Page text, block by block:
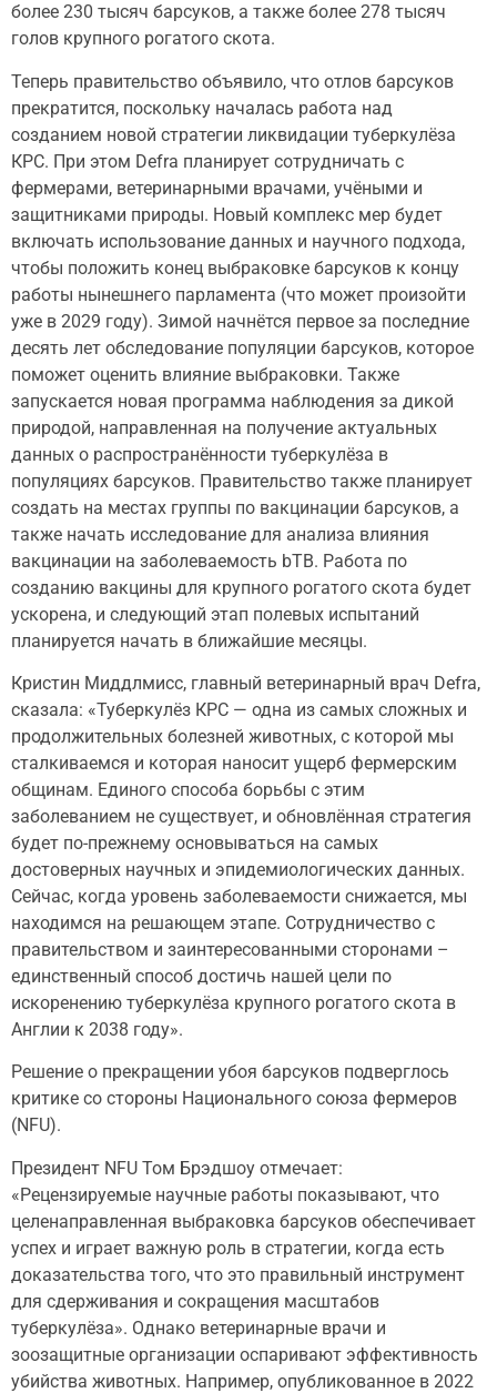
более 230 тысяч барсуков, а также более 278 тысяч
голов крупного рогатого скота.
Теперь правительство объявило, что отлов барсуков
прекратится, поскольку началась работа над
созданием новой стратегии ликвидации туберкулёза
КРС. При этом Defra планирует сотрудничать с
фермерами, ветеринарными врачами, учёными и
защитниками природы. Новый комплекс мер будет
включать использование данных и научного подхода,
чтобы положить конец выбраковке барсуков к концу
работы нынешнего парламента (что может произойти
уже в 2029 году). Зимой начнётся первое за последние
десять лет обследование популяции барсуков, которое
поможет оценить влияние выбраковки. Также
запускается новая программа наблюдения за дикой
природой, направленная на получение актуальных
данных о распространённости туберкулёза в
популяциях барсуков. Правительство также планирует
создать на местах группы по вакцинации барсуков, а
также начать исследование для анализа влияния
вакцинации на заболеваемость bTB. Работа по
созданию вакцины для крупного рогатого скота будет
ускорена, и следующий этап полевых испытаний
планируется начать в ближайшие месяцы.
Кристин Миддлмисс, главный ветеринарный врач Defra,
сказала: «Туберкулёз КРС — одна из самых сложных и
продолжительных болезней животных, с которой мы
сталкиваемся и которая наносит ущерб фермерским
общинам. Единого способа борьбы с этим
заболеванием не существует, и обновлённая стратегия
будет по-прежнему основываться на самых
достоверных научных и эпидемиологических данных.
Сейчас, когда уровень заболеваемости снижается, мы
находимся на решающем этапе. Сотрудничество с
правительством и заинтересованными сторонами –
единственный способ достичь нашей цели по
искоренению туберкулёза крупного рогатого скота в
Англии к 2038 году».
Решение о прекращении убоя барсуков подверглось
критике со стороны Национального союза фермеров
(NFU).
Президент NFU Том Брэдшоу отмечает:
«Рецензируемые научные работы показывают, что
целенаправленная выбраковка барсуков обеспечивает
успех и играет важную роль в стратегии, когда есть
доказательства того, что это правильный инструмент
для сдерживания и сокращения масштабов
туберкулёза». Однако ветеринарные врачи и
зоозащитные организации оспаривают эффективность
убийства животных. Например, опубликованное в 2022